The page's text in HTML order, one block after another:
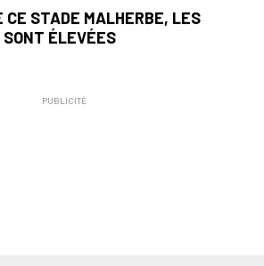
CE STADE MALHERBE, LES
ÉLEVÉES
PUBLICITÉ